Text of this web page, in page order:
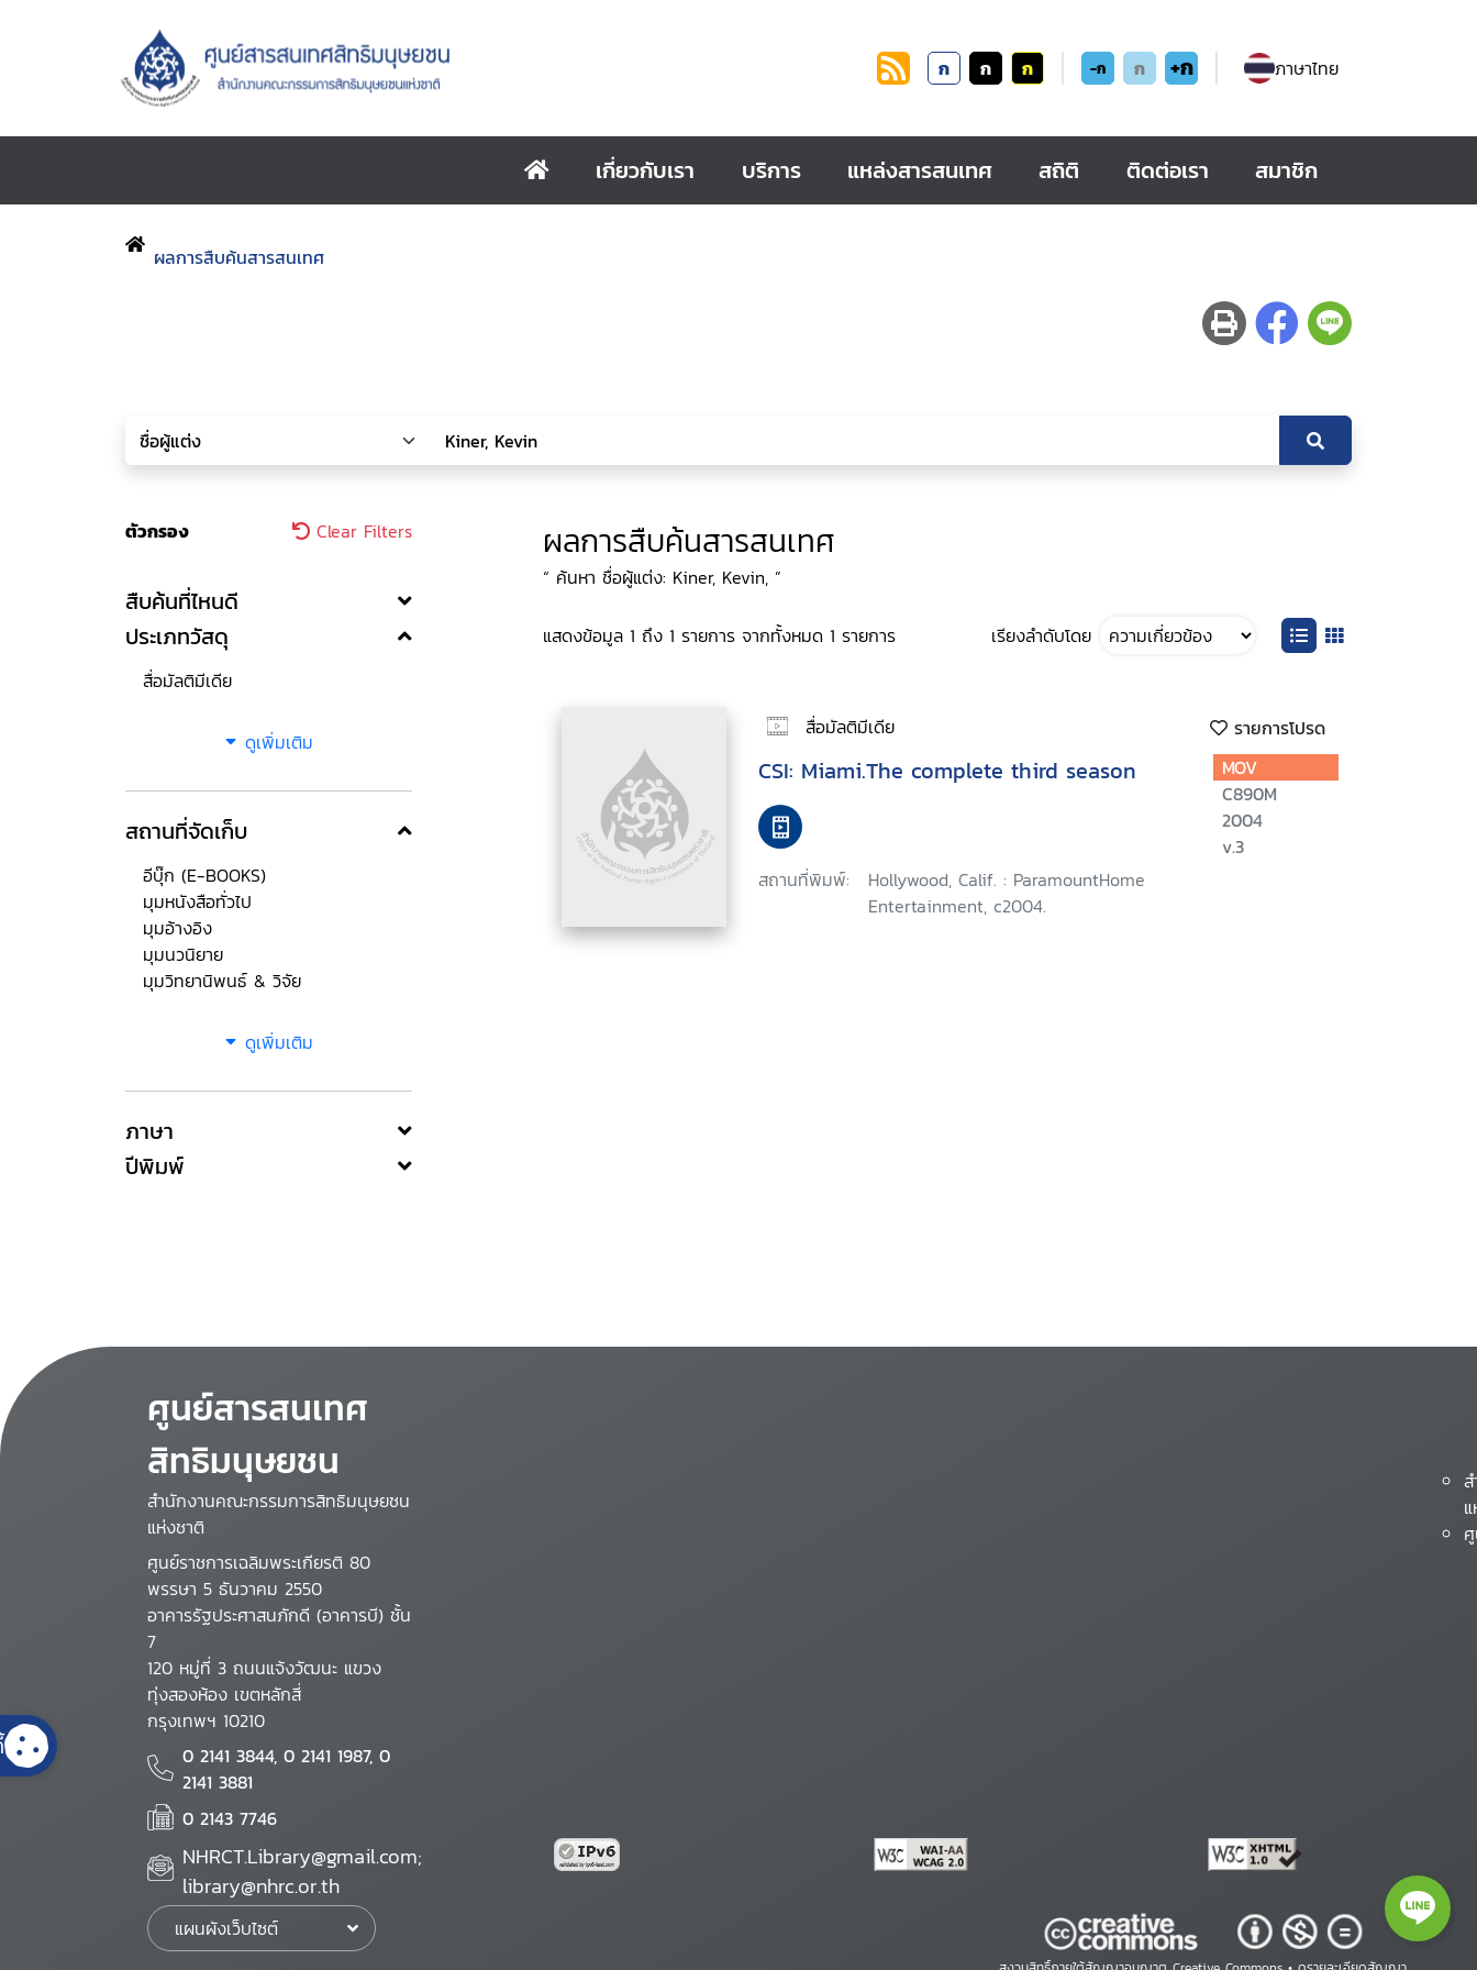
ก ก ก -ก ก +ก ภาษาไทย
เกี่ยวกับเรา บริการ แหล่งสารสนเทศ สถิติ ติดต่อเรา สมาชิก
ผลการสืบค้นสารสนเทศ
ตัวกรอง Clear Filters
สืบค้นที่ไหนดี
ประเภทวัสดุ
สื่อมัลติมีเดีย
ดูเพิ่มเติม
สถานที่จัดเก็บ
อีบุ๊ก (E-BOOKS)
มุมหนังสือทั่วไป
มุมอ้างอิง
มุมนวนิยาย
มุมวิทยานิพนธ์ & วิจัย
ดูเพิ่มเติม
ภาษา
ปีพิมพ์
ผลการสืบค้นสารสนเทศ
“ ค้นหา ชื่อผู้แต่ง: Kiner, Kevin, ”
แสดงข้อมูล 1 ถึง 1 รายการ จากทั้งหมด 1 รายการ เรียงลำดับโดย
สื่อมัลติมีเดีย รายการโปรด
CSI: Miami.The complete third season
สถานที่พิมพ์:
Hollywood, Calif. : ParamountHome
Entertainment, c2004.
MOV
C890M
2004
v.3
ศูนย์สารสนเทศ
สิทธิมนุษยชน
สำนักงานคณะกรรมการสิทธิมนุษยชน
แห่งชาติ
ศูนย์ราชการเฉลิมพระเกียรติ 80
พรรษา 5 ธันวาคม 2550
อาคารรัฐประศาสนภักดี (อาคารบี) ชั้น
7
120 หมู่ที่ 3 ถนนแจ้งวัฒนะ แขวง
ทุ่งสองห้อง เขตหลักสี่
กรุงเทพฯ 10210
0 2141 3844, 0 2141 1987, 0
2141 3881
0 2143 7746
NHRCT.Library@gmail.com;
library@nhrc.or.th
แผนผังเว็บไซต์